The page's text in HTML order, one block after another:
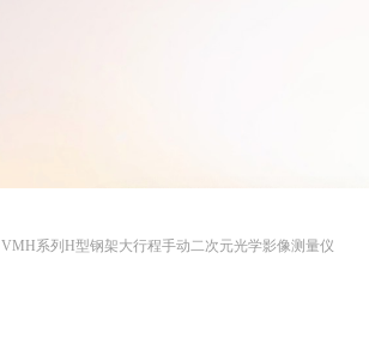
VMH系列H型钢架大行程手动二次元光学影像测量仪